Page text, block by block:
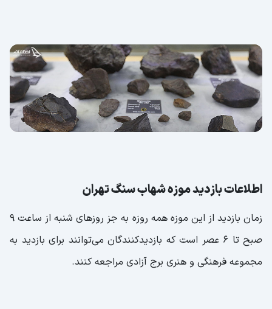
اطلاعات بازدید موزه شهاب سنگ تهران
زمان بازدید از این موزه همه روزه به جز روزهای شنبه از ساعت ۹
صبح تا ۶ عصر است که بازدیدکنندگان می‌توانند برای بازدید به
مجموعه فرهنگی و هنری برج آزادی مراجعه کنند.